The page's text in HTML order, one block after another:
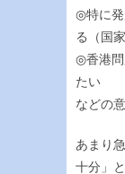
◎特に発
る（国
◎香港問
たい
などの
あまり
十分」